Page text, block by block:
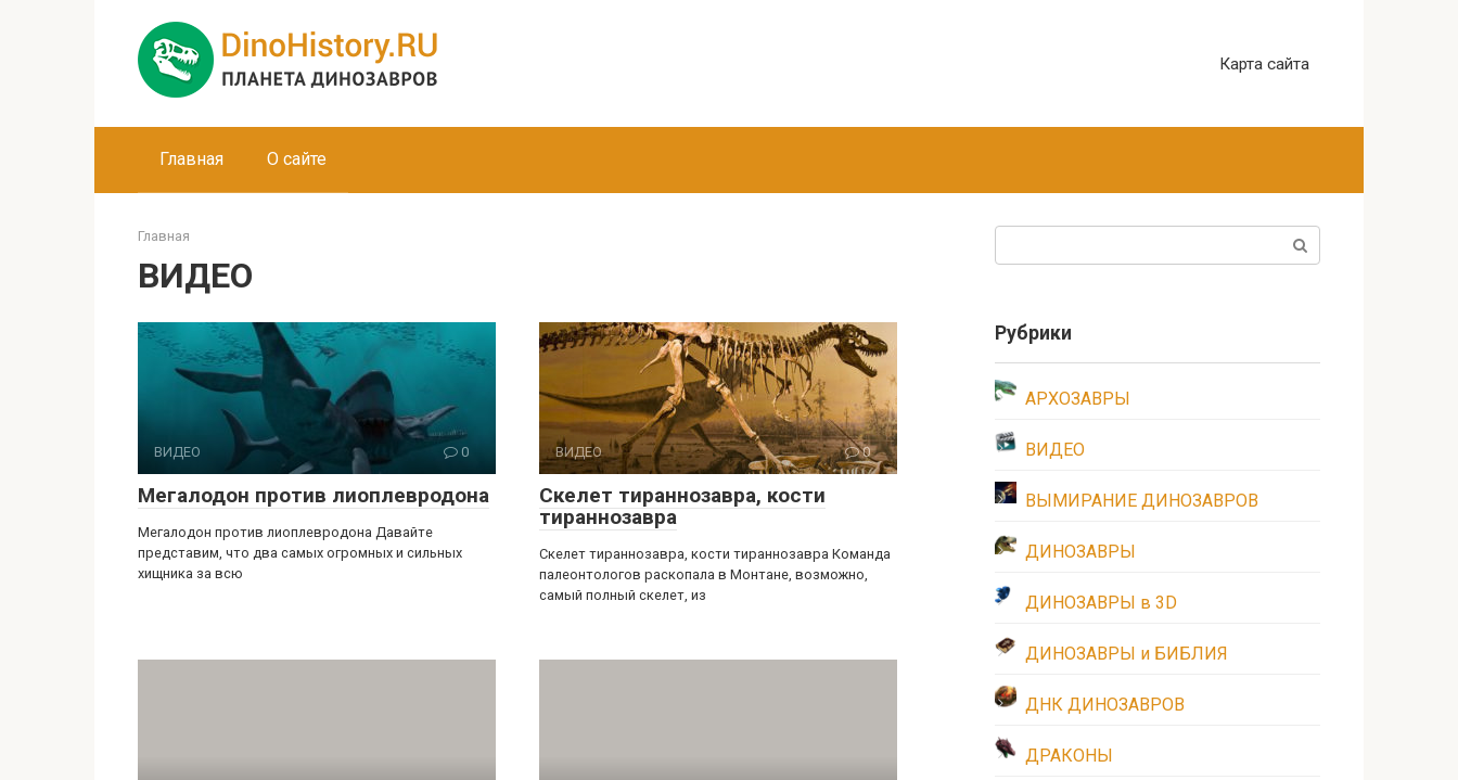
Карта сайта
Главная О сайте
Главная
ВИДЕО
ВИДЕО 0
Мегалодон против лиоплевродона
Мегалодон против лиоплевродона Давайте
представим, что два самых огромных и сильных
хищника за всю
ВИДЕО 0
Скелет тираннозавра, кости
тираннозавра
Скелет тираннозавра, кости тираннозавра Команда
палеонтологов раскопала в Монтане, возможно,
самый полный скелет, из
Рубрики
АРХОЗАВРЫ
ВИДЕО
ВЫМИРАНИЕ ДИНОЗАВРОВ
ДИНОЗАВРЫ
ДИНОЗАВРЫ в 3D
ДИНОЗАВРЫ и БИБЛИЯ
ДНК ДИНОЗАВРОВ
ДРАКОНЫ